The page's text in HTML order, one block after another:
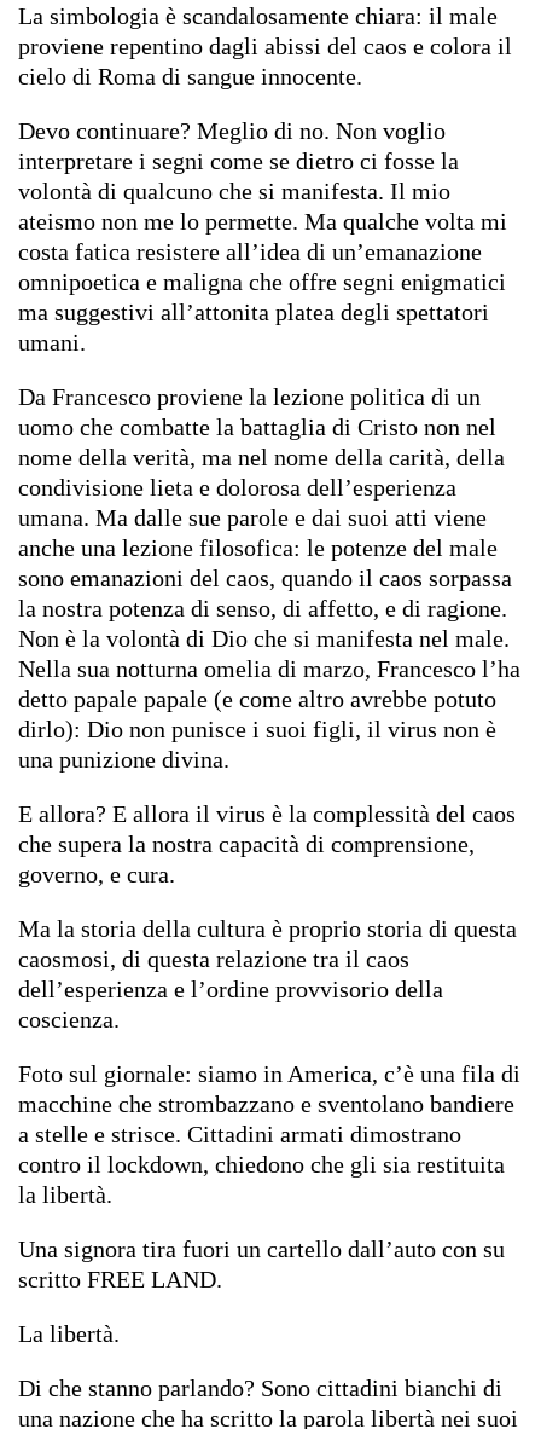
La simbologia è scandalosamente chiara: il male
proviene repentino dagli abissi del caos e colora il
cielo di Roma di sangue innocente.
Devo continuare? Meglio di no. Non voglio
interpretare i segni come se dietro ci fosse la
volontà di qualcuno che si manifesta. Il mio
ateismo non me lo permette. Ma qualche volta mi
costa fatica resistere all’idea di un’emanazione
omnipoetica e maligna che offre segni enigmatici
ma suggestivi all’attonita platea degli spettatori
umani.
Da Francesco proviene la lezione politica di un
uomo che combatte la battaglia di Cristo non nel
nome della verità, ma nel nome della carità, della
condivisione lieta e dolorosa dell’esperienza
umana. Ma dalle sue parole e dai suoi atti viene
anche una lezione filosofica: le potenze del male
sono emanazioni del caos, quando il caos sorpassa
la nostra potenza di senso, di affetto, e di ragione.
Non è la volontà di Dio che si manifesta nel male.
Nella sua notturna omelia di marzo, Francesco l’ha
detto papale papale (e come altro avrebbe potuto
dirlo): Dio non punisce i suoi figli, il virus non è
una punizione divina.
E allora? E allora il virus è la complessità del caos
che supera la nostra capacità di comprensione,
governo, e cura.
Ma la storia della cultura è proprio storia di questa
caosmosi, di questa relazione tra il caos
dell’esperienza e l’ordine provvisorio della
coscienza.
Foto sul giornale: siamo in America, c’è una fila di
macchine che strombazzano e sventolano bandiere
a stelle e strisce. Cittadini armati dimostrano
contro il lockdown, chiedono che gli sia restituita
la libertà.
Una signora tira fuori un cartello dall’auto con su
scritto FREE LAND.
La libertà.
Di che stanno parlando? Sono cittadini bianchi di
una nazione che ha scritto la parola libertà nei suoi